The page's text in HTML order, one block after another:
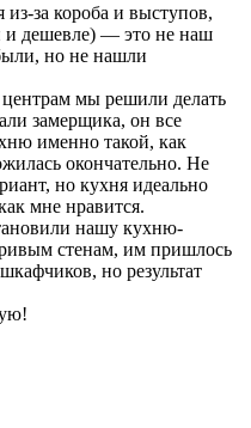
за короба и выступов,
и дешевле) — это не наш
но не нашли
мы решили делать
замерщика, он все
именно такой, как
окончательно. Не
но кухня идеально
мне нравится.
нашу кухню-
стенам, им пришлось
но результат